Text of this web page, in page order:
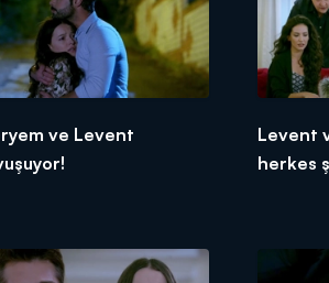
ve Levent
Levent
herkes